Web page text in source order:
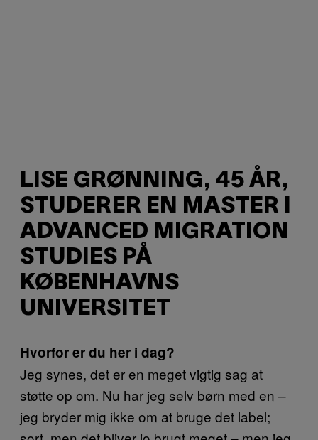
LISE GRØNNING, 45 ÅR,
STUDERER EN MASTER I
ADVANCED MIGRATION
STUDIES PÅ
KØBENHAVNS
UNIVERSITET
Hvorfor er du her i dag?
Jeg synes, det er en meget vigtig sag at
støtte op om. Nu har jeg selv børn med en –
jeg bryder mig ikke om at bruge det label;